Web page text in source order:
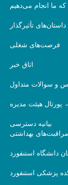
که ما انجام می‌دهیم
داستان‌های تأثیرگذار
فرصت‌های شغلی
اتاق خبر
و سوالات متداول
پورتال هیئت مدیره
بیانیه دسترسی
مراقبت‌های بهداشتی
دانشگاه استنفورد
پزشکی استنفورد